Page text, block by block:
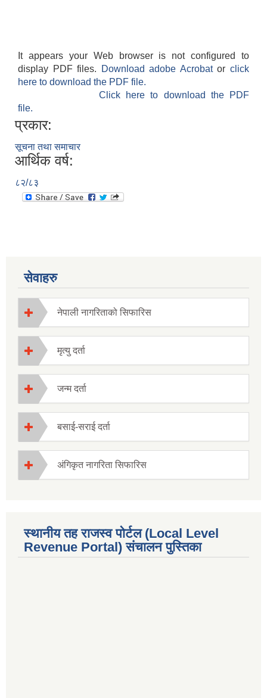
It appears your Web browser is not configured to
display PDF files.
Download adobe Acrobatorclick
here to download the PDF file.
Click here to download the PDF
file.
प्रकार:
सूचना तथा समाचार
आर्थिक वर्ष:
८२/८३
सेवाहरु
नेपाली नागरिताको सिफारिस
मृत्यु दर्ता
जन्म दर्ता
बसाई-सराई दर्ता
अंगिकृत नागरिता सिफारिस
स्थानीय तह राजस्व पोर्टल (Local Level
Revenue Portal) संचालन पुस्तिका